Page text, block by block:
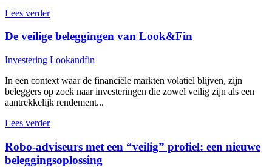
Lees verder
De veilige beleggingen van Look&Fin
Investering Lookandfin
In een context waar de financiële markten volatiel blijven, zijn
beleggers op zoek naar investeringen die zowel veilig zijn als een
aantrekkelijk rendement...
Lees verder
Robo-adviseurs met een “veilig” profiel: een nieuwe
beleggingsoplossing